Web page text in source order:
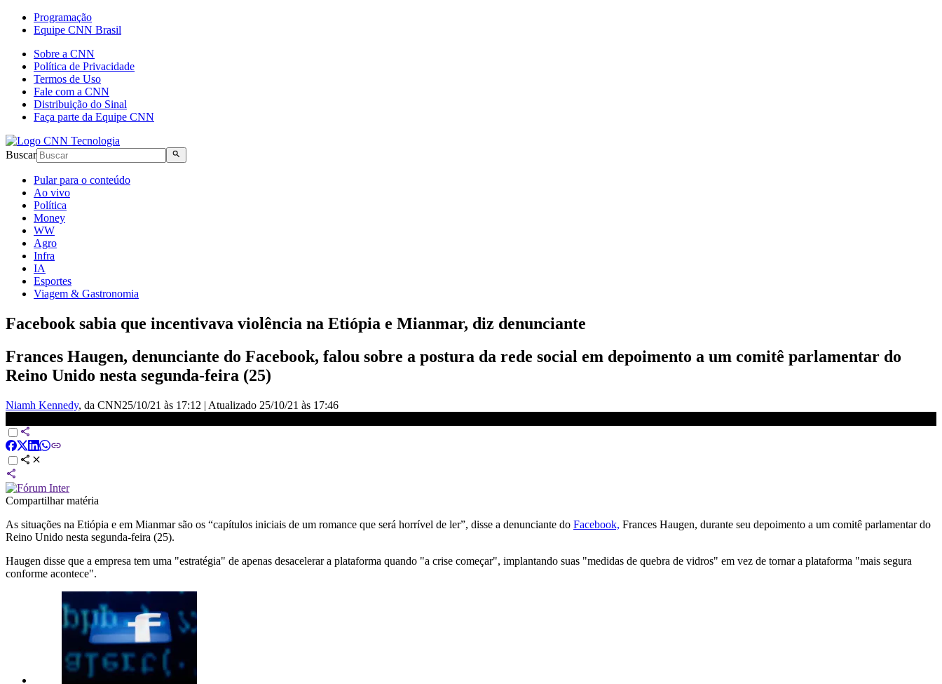
Programação
Equipe CNN Brasil
Sobre a CNN
Política de Privacidade
Termos de Uso
Fale com a CNN
Distribuição do Sinal
Faça parte da Equipe CNN
Buscar
Pular para o conteúdo
Ao vivo
Política
Money
WW
Agro
Infra
IA
Esportes
Viagem & Gastronomia
Facebook sabia que incentivava violência na Etiópia e Mianmar, diz denunciante
Frances Haugen, denunciante do Facebook, falou sobre a postura da rede social em depoimento a um comitê parlamentar do
Reino Unido nesta segunda-feira (25)
Niamh Kennedy, da CNN25/10/21 às 17:12 | Atualizado 25/10/21 às 17:46
Compartilhar matéria
As situações na Etiópia e em Mianmar são os “capítulos iniciais de um romance que será horrível de ler”, disse a denunciante do Facebook, Frances Haugen, durante seu depoimento a um comitê parlamentar do
Reino Unido nesta segunda-feira (25).
Haugen disse que a empresa tem uma "estratégia" de apenas desacelerar a plataforma quando "a crise começar", implantando suas "medidas de quebra de vidros" em vez de tornar a plataforma "mais segura
conforme acontece".